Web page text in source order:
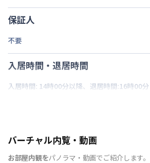
保証人
不要
入居時間・退居時間
入居時間: 14時00分以降、退居時間:16時00分
バーチャル内覧・動画
お部屋内観をパノラマ・動画でご紹介します。